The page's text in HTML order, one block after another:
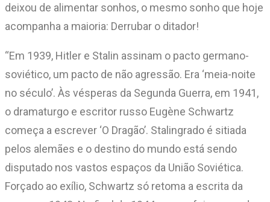
deixou de alimentar sonhos, o mesmo sonho que hoje
acompanha a maioria: Derrubar o ditador!
“Em 1939, Hitler e Stalin assinam o pacto germano-
soviético, um pacto de não agressão. Era ‘meia-noite
no século’. Às vésperas da Segunda Guerra, em 1941,
o dramaturgo e escritor russo Eugène Schwartz
começa a escrever ‘O Dragão’. Stalingrado é sitiada
pelos alemães e o destino do mundo está sendo
disputado nos vastos espaços da União Soviética.
Forçado ao exílio, Schwartz só retoma a escrita da